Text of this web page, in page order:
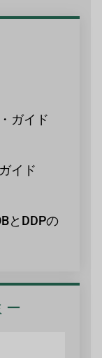
ガイド
イド
とDDPの
ー